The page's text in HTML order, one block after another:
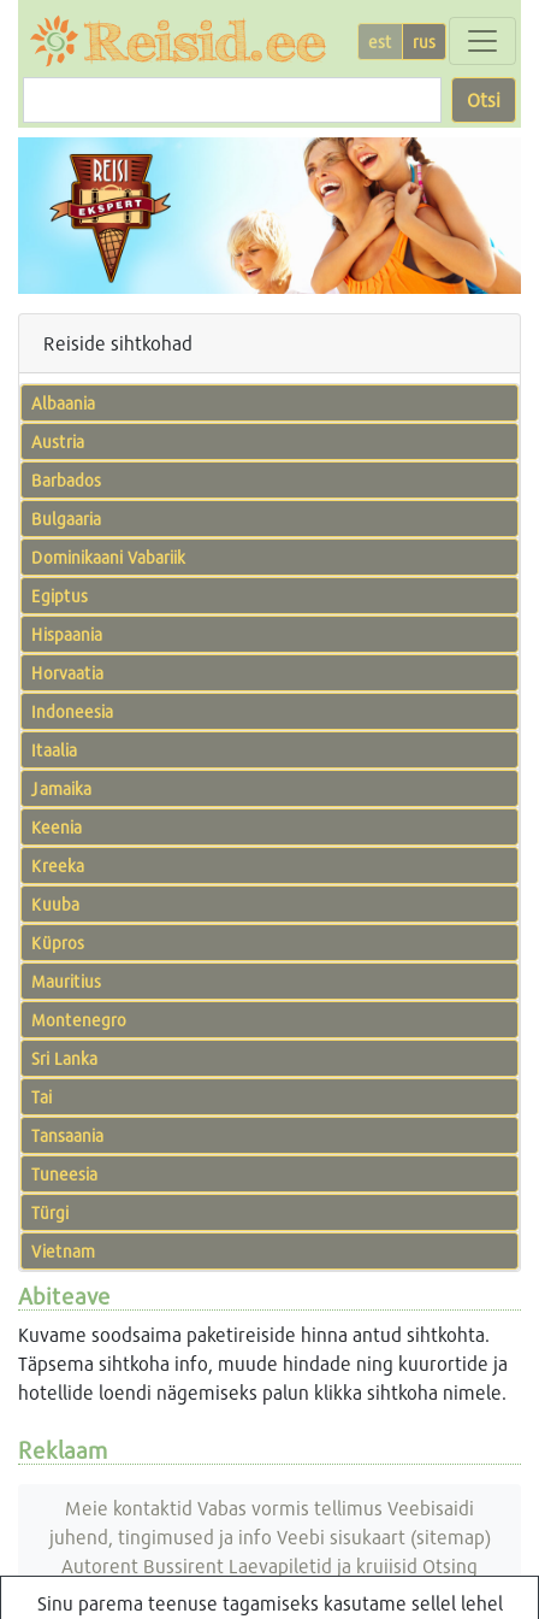
est rus
Otsi
Reiside sihtkohad
Albaania
Austria
Barbados
Bulgaaria
Dominikaani Vabariik
Egiptus
Hispaania
Horvaatia
Indoneesia
Itaalia
Jamaika
Keenia
Kreeka
Kuuba
Küpros
Mauritius
Montenegro
Sri Lanka
Tai
Tansaania
Tuneesia
Türgi
Vietnam
Abiteave
Kuvame soodsaima paketireiside hinna antud sihtkohta.
Täpsema sihtkoha info, muude hindade ning kuurortide ja
hotellide loendi nägemiseks palun klikka sihtkoha nimele.
Reklaam
Meie kontaktid Vabas vormis tellimus Veebisaidi
juhend, tingimused ja info Veebi sisukaart (sitemap)
Autorent Bussirent Laevapiletid ja kruiisid Otsing
veebisaidist
Sinu parema teenuse tagamiseks kasutame sellel lehel